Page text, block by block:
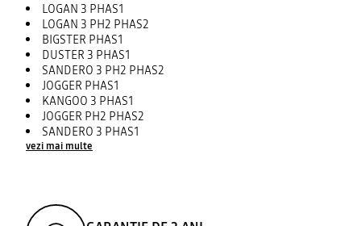
LOGAN 3 PHAS1
LOGAN 3 PH2 PHAS2
BIGSTER PHAS1
DUSTER 3 PHAS1
SANDERO 3 PH2 PHAS2
JOGGER PHAS1
KANGOO 3 PHAS1
JOGGER PH2 PHAS2
SANDERO 3 PHAS1
vezi mai multe